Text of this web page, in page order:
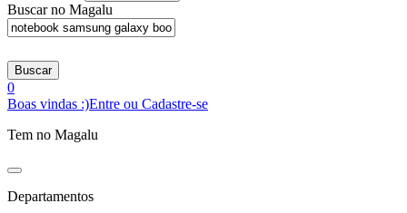
Buscar no Magalu
Buscar
0
Boas vindas :)Entre ou Cadastre-se
Tem no Magalu
Departamentos